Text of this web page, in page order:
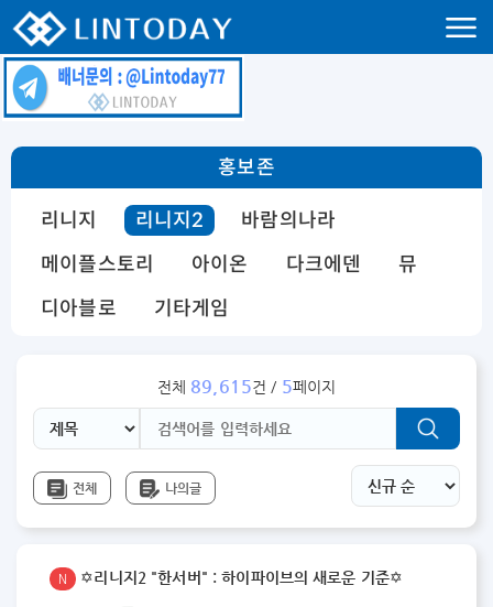
리니지 프리서버 홍보 및 프리서버 홍보 커뮤니티 사이트 린투데이 입니다.
홍보존
리니지 리니지2
바람의나라
메이플스토리
아이온 다크에덴
뮤
디아블로
기타게임
전체 89,615건 / 5페이지
전체 나의글
N ✡️리니지2 "한서버" : 하이파이브의 새로운 기준✡️